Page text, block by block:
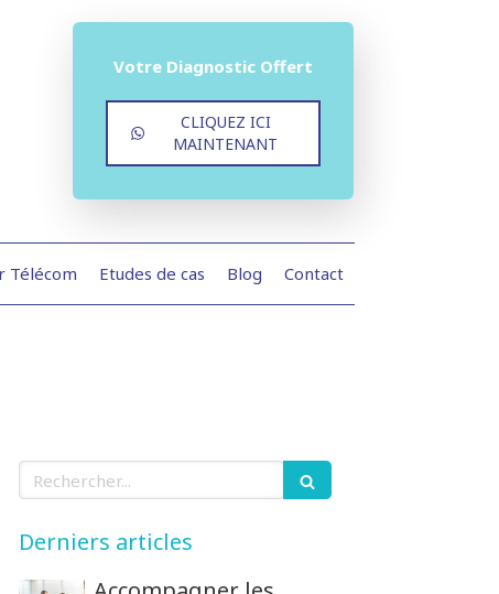
Votre Diagnostic Offert
CLIQUEZ ICI
MAINTENANT
Télécom Etudes de cas Blog Contact
Rechercher
Derniers articles